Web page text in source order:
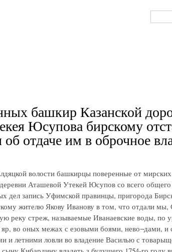
Поиск
башкир Казанской
Юсупова бирскому
отдаче им в оброчное
волости башкирцы поверенные от
Аташевой Утекей Юсупов со всего
дел запись Уфимской правинцы, пригорода
жителю Якову Иванову в том, что отдали мы,
реку стреж, называемые Иванаевские воды, по
во оных межах с езовыми боями, нево¬дами, и
и летними ловли во владение Василью с